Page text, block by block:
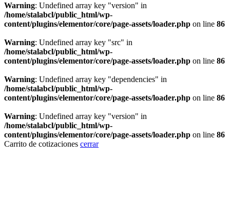
Warning: Undefined array key "version" in
/home/stalabcl/public_html/wp-
content/plugins/elementor/core/page-assets/loader.php on line 86
Warning: Undefined array key "src" in
/home/stalabcl/public_html/wp-
content/plugins/elementor/core/page-assets/loader.php on line 86
Warning: Undefined array key "dependencies" in
/home/stalabcl/public_html/wp-
content/plugins/elementor/core/page-assets/loader.php on line 86
Warning: Undefined array key "version" in
/home/stalabcl/public_html/wp-
content/plugins/elementor/core/page-assets/loader.php on line 86
Carrito de cotizaciones cerrar